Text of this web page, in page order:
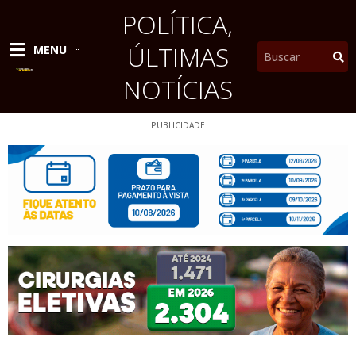
conteúdo
MENU
POLÍTICA,
ÚLTIMAS
NOTÍCIAS
Pesquisar
PUBLICIDADE